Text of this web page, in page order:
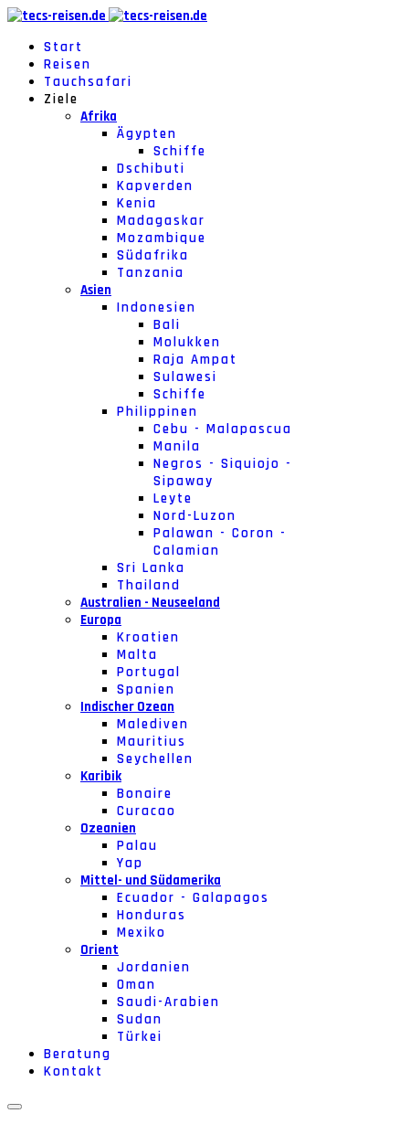
Start
Reisen
Tauchsafari
Ziele
Afrika
Ägypten
Schiffe
Dschibuti
Kapverden
Kenia
Madagaskar
Mozambique
Südafrika
Tanzania
Asien
Indonesien
Bali
Molukken
Raja Ampat
Sulawesi
Schiffe
Philippinen
Cebu - Malapascua
Manila
Negros - Siquiojo -
Sipaway
Leyte
Nord-Luzon
Palawan - Coron -
Calamian
Sri Lanka
Thailand
Australien - Neuseeland
Europa
Kroatien
Malta
Portugal
Spanien
Indischer Ozean
Malediven
Mauritius
Seychellen
Karibik
Bonaire
Curacao
Ozeanien
Palau
Yap
Mittel- und Südamerika
Ecuador - Galapagos
Honduras
Mexiko
Orient
Jordanien
Oman
Saudi-Arabien
Sudan
Türkei
Beratung
Kontakt